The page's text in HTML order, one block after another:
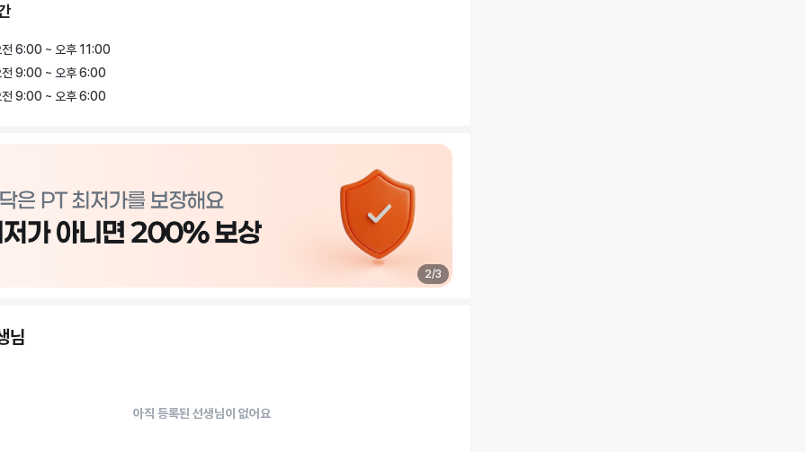
록 지원합니다.
시간과 다양한 편의시설 ⏰
양한 스케줄에 맞추어 유동적인 운영 시간을 제공하며, 샤워 시설, 락커룸 및 휴
양한 편의시설을 갖추고 있어 더욱 편리하게 운동을 즐길 수 있습니다.
대치점에서 기대하는 건강한 삶의 시작을 경험해 보세요! 🏃‍♀️💪
전 6:00 ~ 오후 11:00
전 9:00 ~ 오후 6:00
전 9:00 ~ 오후 6:00
2/3
님
아직 등록된 선생님이 없어요